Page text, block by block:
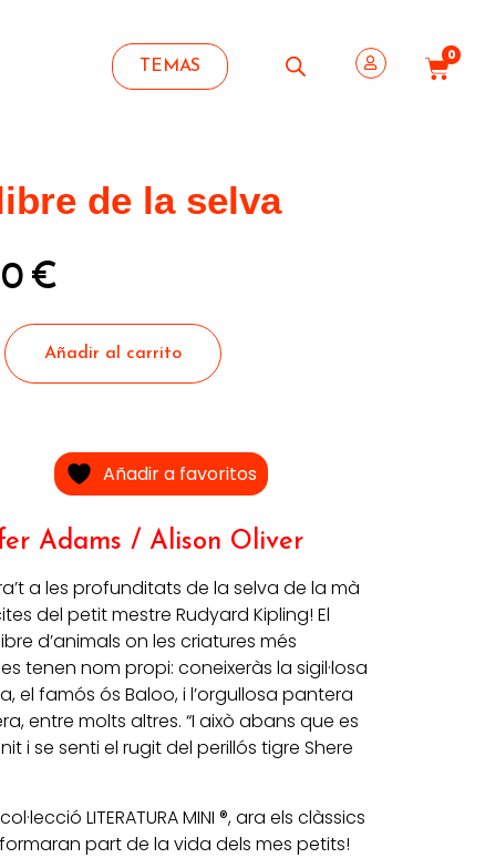
TEMAS
0
de la selva
€
Añadir al carrito
Añadir a favoritos
Adams / Alison Oliver
a les profunditats de la selva de la mà
del petit mestre Rudyard Kipling! El
d’animals on les criatures més
tenen nom propi: coneixeràs la sigil·losa
el famós ós Baloo, i l’orgullosa pantera
entre molts altres. “I això abans que es
i se senti el rugit del perillós tigre Shere
LITERATURA MINI ®, ara els clàssics
part de la vida dels mes petits!